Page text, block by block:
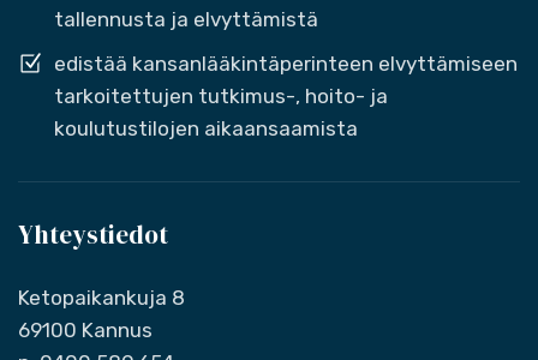
tallennusta ja elvyttämistä
edistää kansanlääkintäperinteen elvyttämiseen
tarkoitettujen tutkimus-, hoito- ja
koulutustilojen aikaansaamista
Yhteystiedot
Ketopaikankuja 8
69100 Kannus